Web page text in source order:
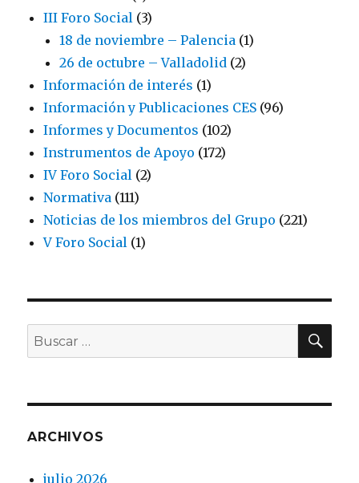
III Foro Social (3)
18 de noviembre – Palencia (1)
26 de octubre – Valladolid (2)
Información de interés (1)
Información y Publicaciones CES (96)
Informes y Documentos (102)
Instrumentos de Apoyo (172)
IV Foro Social (2)
Normativa (111)
Noticias de los miembros del Grupo (221)
V Foro Social (1)
Buscar
por:
ARCHIVOS
julio 2026